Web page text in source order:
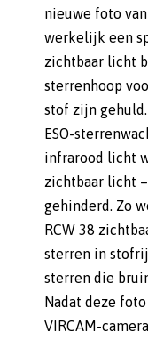
nieuwe foto
werkelijk een
zichtbaar licht
sterrenhoop
stof zijn gehuld.
ESO-
infrarood licht
zichtbaar licht
gehinderd. Zo
RCW 38
sterren in
sterren die
Nadat deze foto
VIRCAM-